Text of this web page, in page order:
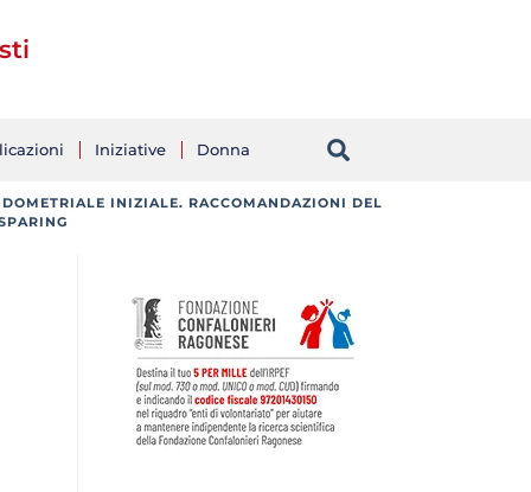
Iniziative Donna
INIZIALE. RACCOMANDAZIONI DEL